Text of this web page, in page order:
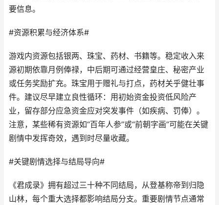
要信息。
#资源积累与经济体系#
游戏内资源包括银两、珠宝、药材、书籍等。稳定收入来
源初期依靠月例俸禄，中后期可通过经营皇庄、秘密产业
或任务奖励扩充。珠宝用于赠礼与打点，药材关乎健壮事
件。建议尽早建立良性循环：用初始资金投资低风险产
业，留存部分应急资金应对突发事件（如疾病、罚俸）。
注意，某些稀有资源如“百年人参”或“前朝字画”可能在关键
剧情中发挥奇效，遇到时尽量收藏。
#关键剧情选择与结局导向#
《君成录》拥有超过三十种不同结局，从登基称帝到归隐
山林，每个重大选择都影响结局分支。重要剧情节点通常